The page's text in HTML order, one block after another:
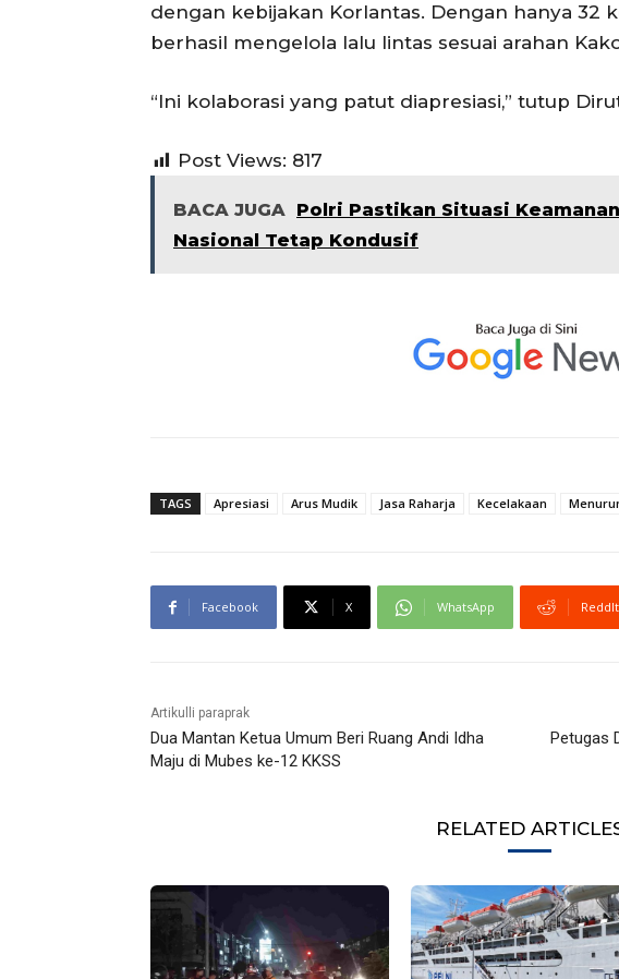
dengan kebijakan Korlantas. Dengan hanya 32
berhasil mengelola lalu lintas sesuai arahan
“Ini kolaborasi yang patut diapresiasi,” tutup
Post Views: 817
BACA JUGA Polri Pastikan Situasi
Nasional Tetap Kondusif
TAGS Apresiasi Arus Mudik Jasa Raharja Kecelakaan
Facebook X WhatsApp ReddIt
Artikulli paraprak
Dua Mantan Ketua Umum Beri Ruang Andi Idha
Maju di Mubes ke-12 KKSS
Petugas
RELATED